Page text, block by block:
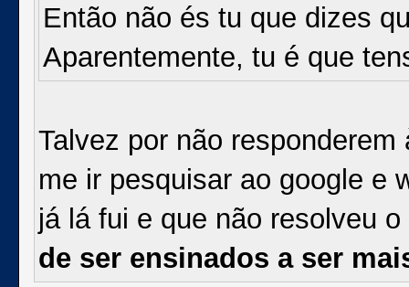
Então não és tu que dizes
Aparentemente, tu é que
Talvez por não
me ir pesquisar ao google e
já lá fui e que não resolveu
de ser ensinados a ser